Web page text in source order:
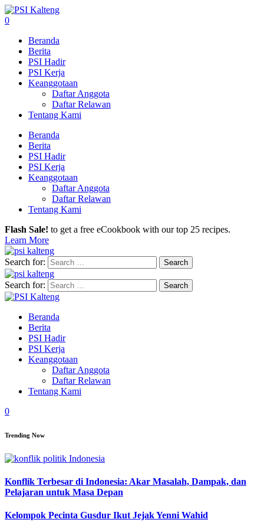
0
Beranda
Berita
PSI Hadir
PSI Kerja
Keanggotaan
Daftar Anggota
Daftar Relawan
Tentang Kami
Beranda
Berita
PSI Hadir
PSI Kerja
Keanggotaan
Daftar Anggota
Daftar Relawan
Tentang Kami
Flash Sale! to get a free eCookbook with our top 25 recipes.
Learn More
Search for:
Search for:
Beranda
Berita
PSI Hadir
PSI Kerja
Keanggotaan
Daftar Anggota
Daftar Relawan
Tentang Kami
0
Trending Now
Konflik Terbesar di Indonesia: Akar Masalah, Dampak, dan
Pelajaran untuk Masa Depan
Kelompok Pecinta Gusdur Ikut Jejak Yenni Wahid